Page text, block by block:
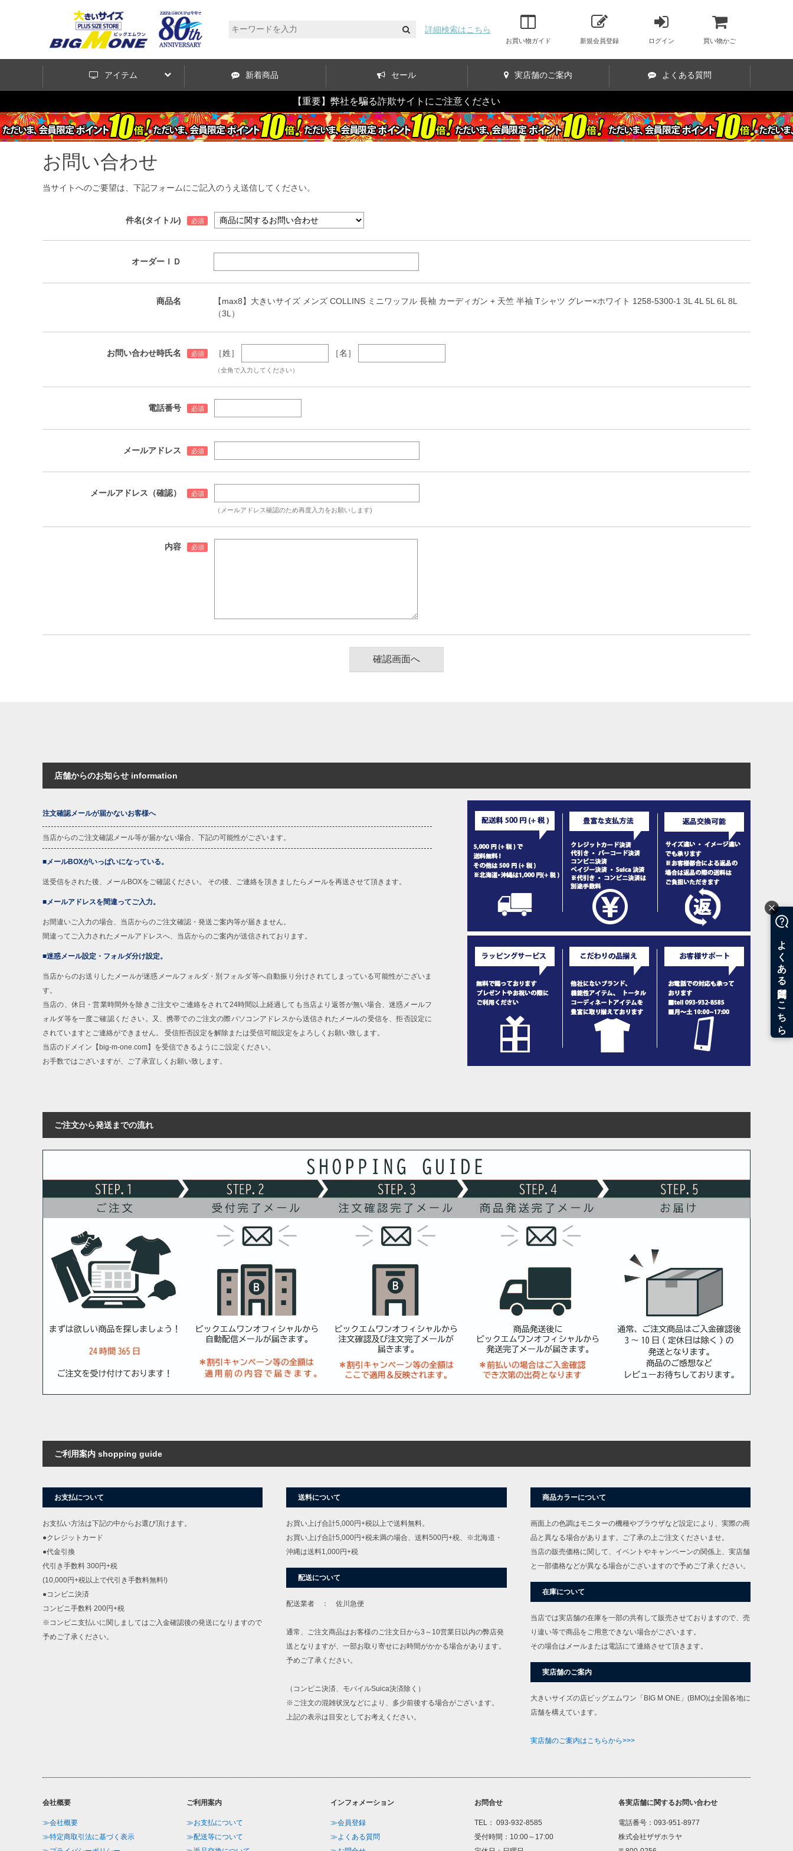
詳細検索はこちら
お買い物ガイド 新規会員登録 ログイン 買い物かご
アイテム 新着商品 セール 実店舗のご案内 よくある質問
【重要】弊社を騙る詐欺サイトにご注意ください
お問い合わせ
当サイトへのご要望は、下記フォームにご記入のうえ送信してください。
件名(タイトル)
オーダーＩＤ
商品名
【max8】大きいサイズ メンズ COLLINS ミニワッフル 長袖 カーディガン + 天竺 半袖 Tシャツ グレー×ホワイト 1258-5300-1 3L 4L 5L 6L 8L
（3L）
お問い合わせ時氏名 ［姓］ ［名］
（全角で入力してください）
電話番号
メールアドレス
メールアドレス（確認）
（メールアドレス確認のため再度入力をお願いします)
内容
店舗からのお知らせ information
注文確認メールが届かないお客様へ
当店からのご注文確認メール等が届かない場合、下記の可能性がございます。
■メールBOXがいっぱいになっている。
送受信をされた後、メールBOXをご確認ください。 その後、ご連絡を頂きましたらメールを再送させて頂きます。
■メールアドレスを間違ってご入力。
お間違いご入力の場合、当店からのご注文確認・発送ご案内等が届きません。
間違ってご入力されたメールアドレスへ、当店からのご案内が送信されております。
■迷惑メール設定・フォルダ分け設定。
当店からのお送りしたメールが迷惑メールフォルダ・別フォルダ等へ自動振り分けされてしまっている可能性がございま
す。
当店の、休日・営業時間外を除きご注文やご連絡をされて24時間以上経過しても当店より返答が無い場合、迷惑メールフ
ォルダ等を一度ご確認くだ さい。又、携帯でのご注文の際パソコンアドレスから送信されたメールの受信を、拒否設定に
されていますとご連絡ができません。 受信拒否設定を解除または受信可能設定をよろしくお願い致します。
当店のドメイン【big-m-one.com】を受信できるようにご設定ください。
お手数ではございますが、ご了承宜しくお願い致します。
ご注文から発送までの流れ
ご利用案内 shopping guide
お支払について
お支払い方法は下記の中からお選び頂けます。
●クレジットカード
●代金引換
代引き手数料 300円+税
(10,000円+税以上で代引き手数料無料!)
●コンビニ決済
コンビニ手数料 200円+税
※コンビニ支払いに関しましてはご入金確認後の発送になりますので
予めご了承ください。
送料について
お買い上げ合計5,000円+税以上で送料無料。
お買い上げ合計5,000円+税未満の場合、送料500円+税、※北海道・
沖縄は送料1,000円+税
配送について
配送業者 ： 佐川急便
通常、ご注文商品はお客様のご注文日から3～10営業日以内の弊店発
送となりますが、一部お取り寄せにお時間がかかる場合があります。
予めご了承ください。
（コンビニ決済、モバイルSuica決済除く）
※ご注文の混雑状況などにより、多少前後する場合がございます。
上記の表示は目安としてお考えください。
商品カラーについて
画面上の色調はモニターの機種やブラウザなど設定により、実際の商
品と異なる場合があります。ご了承の上ご注文くださいませ。
当店の販売価格に関して、イベントやキャンペーンの関係上、実店舗
と一部価格などが異なる場合がございますので予めご了承ください。
在庫について
当店では実店舗の在庫を一部の共有して販売させておりますので、売
り違い等で商品をご用意できない場合がございます。
その場合はメールまたは電話にて連絡させて頂きます。
実店舗のご案内
大きいサイズの店ビッグエムワン「BIG M ONE」(BMO)は全国各地に
店舗を構えています。
実店舗のご案内はこちらから>>>
会社概要
≫会社概要
≫特定商取引法に基づく表示
ご利用案内
≫お支払について
≫配送等について
インフォメーション
≫会員登録
≫よくある質問
お問合せ
TEL： 093-932-8585
受付時間：10:00～17:00
各実店舗に関するお問い合わせ
電話番号：093-951-8977
株式会社ザザホラヤ